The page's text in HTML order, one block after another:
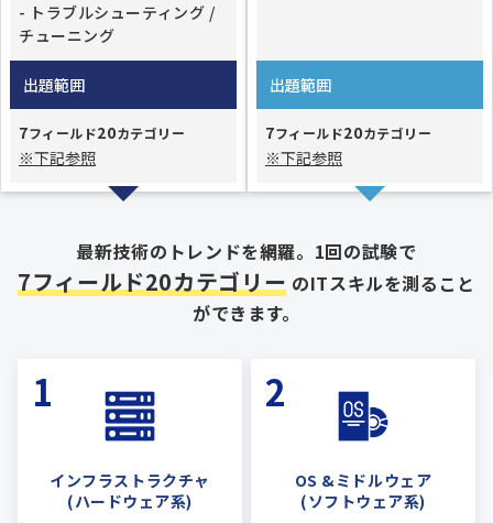
- トラブルシューティング /
チューニング
出題範囲
7フィールド20カテゴリー
※下記参照
出題範囲
7フィールド20カテゴリー
※下記参照
最新技術のトレンドを網羅。1回の試験で
7フィールド20カテゴリー のITスキルを測ること
ができます。
インフラストラクチャ
(ハードウェア系)
OS &ミドルウェア
(ソフトウェア系)